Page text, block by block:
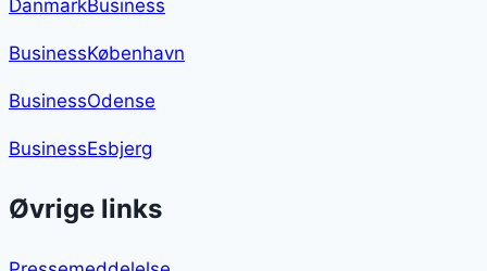
DanmarkBusiness
BusinessKøbenhavn
BusinessOdense
BusinessEsbjerg
Øvrige links